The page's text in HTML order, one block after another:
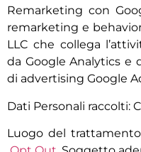
Remarketing con
remarketing e
LLC che collega
da Google Analytics e
di advertising Google
Dati Personali raccolti:
Luogo del